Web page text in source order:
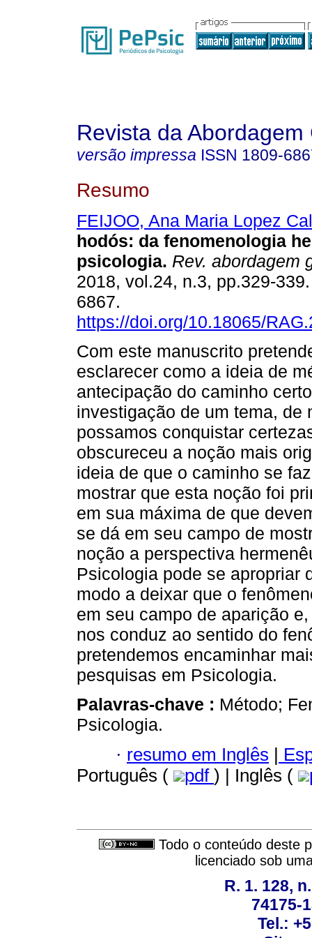
Revista da Abordagem
versão impressa ISSN 1809-
Resumo
FEIJOO, Ana Maria Lopez
hodós: da fenomenologia
psicologia. Rev. abordagem
2018, vol.24, n.3, pp.329-
6867.
https://doi.org/10.18065/
Com este manuscrito
esclarecer como a ideia de
antecipação do caminho
investigação de um tema, de
possamos conquistar
obscureceu a noção mais
ideia de que o caminho se
mostrar que esta noção foi
em sua máxima de que
se dá em seu campo de
noção a perspectiva
Psicologia pode se apropriar
modo a deixar que o
em seu campo de aparição
nos conduz ao sentido do
pretendemos encaminhar
pesquisas em Psicologia.
Palavras-chave : Método;
Psicologia.
· resumo em Inglês |
Português (
pdf ) | Inglês (
Todo o conteúdo deste
licenciado sob
R. 1. 128,
74175-
Tel.: